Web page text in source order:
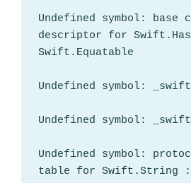
Undefined symbol: base
descriptor for
Swift.Equatable
Undefined symbol:
Undefined symbol:
Undefined symbol:
table for Swift.String :